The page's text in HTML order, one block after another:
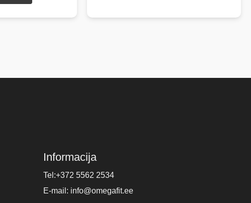
variantus.
Informacija
Tel:+372 5562 2534
E-mail: info@omegafit.ee